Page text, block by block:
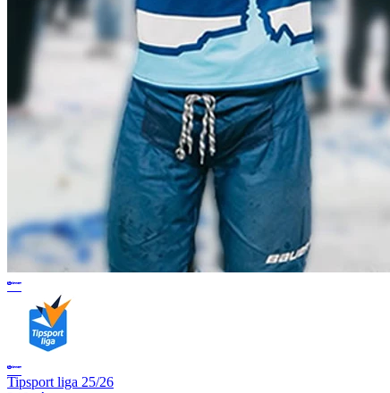
Tipsport liga 25/26